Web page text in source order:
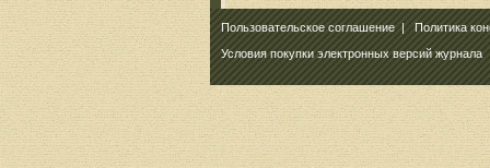
Пользовательское соглашение|Политика
Условия покупки электронных версий журнала